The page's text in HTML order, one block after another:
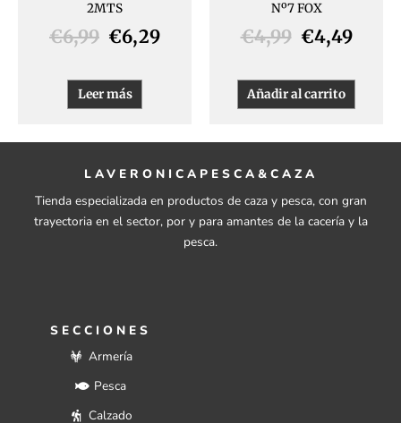
2MTS
€6,99 €6,29
Leer más
Nº7 FOX
€4,99 €4,49
Añadir al carrito
LAVERONICAPESCA&CAZA
Tienda especializada en productos de caza y pesca, con gran
trayectoria en el sector, por y para amantes de la cacería y la
pesca.
SECCIONES
Armería
Pesca
Calzado